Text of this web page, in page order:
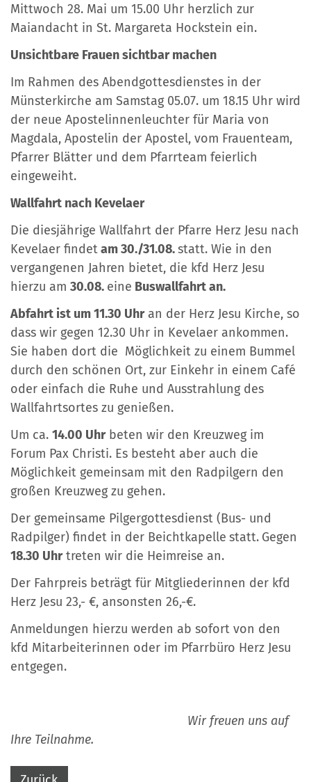
Mittwoch 28. Mai um 15.00 Uhr herzlich zur
Maiandacht in St. Margareta Hockstein ein.
Unsichtbare Frauen sichtbar machen
Im Rahmen des Abendgottesdienstes in der
Münsterkirche am Samstag 05.07. um 18.15 Uhr wird
der neue Apostelinnenleuchter für Maria von
Magdala, Apostelin der Apostel, vom Frauenteam,
Pfarrer Blätter und dem Pfarrteam feierlich
eingeweiht.
Wallfahrt nach Kevelaer
Die diesjährige Wallfahrt der Pfarre Herz Jesu nach
Kevelaer findetam 30./31.08.statt. Wie in den
vergangenen Jahren bietet, die kfd Herz Jesu
hierzu am 30.08. eine Buswallfahrt an.
Abfahrt ist um 11.30 Uhran der Herz Jesu Kirche, so
dass wir gegen 12.30 Uhr in Kevelaer ankommen.
Sie haben dort die Möglichkeit zu einem Bummel
durch den schönen Ort, zur Einkehr in einem Café
oder einfach die Ruhe und Ausstrahlung des
Wallfahrtsortes zu genießen.
Um ca. 14.00 Uhrbeten wir den Kreuzweg im
Forum Pax Christi. Es besteht aber auch die
Möglichkeit gemeinsam mit den Radpilgern den
großen Kreuzweg zu gehen.
Der gemeinsame Pilgergottesdienst (Bus- und
Radpilger) findet in der Beichtkapelle statt. Gegen
18.30 Uhrtreten wir die Heimreise an.
Der Fahrpreis beträgt für Mitgliederinnen der kfd
Herz Jesu 23,- €, ansonsten 26,-€.
Anmeldungen hierzu werden ab sofort von den
kfd Mitarbeiterinnen oder im Pfarrbüro Herz Jesu
entgegen.
Wir freuen uns auf
Ihre Teilnahme.